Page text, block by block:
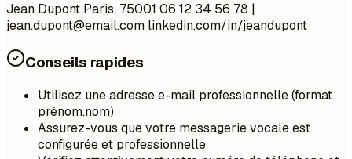
Jean Dupont Paris, 75001 06 12 34 56 78 |
jean.dupont@email.com linkedin.com/in/jeandupont
Conseils rapides
Utilisez une adresse e-mail professionnelle (format
prénom.nom)
Assurez-vous que votre messagerie vocale est
configurée et professionnelle